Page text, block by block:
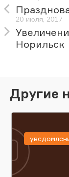
20 июля, 2017
Норильск
Другие